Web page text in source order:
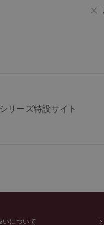
リーズ特設サイト
いについて